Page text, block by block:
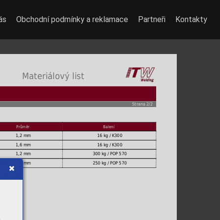
Materiálový list
Strana 2/2
Průměr Balení
1,2 mm 16 kg / K300
1,6 mm
16 kg / K300
1,2 mm
300 kg / POP 570
1,6 mm 250 kg / POP 570
Obchodní podmínky a reklamace Partneři Kontakty